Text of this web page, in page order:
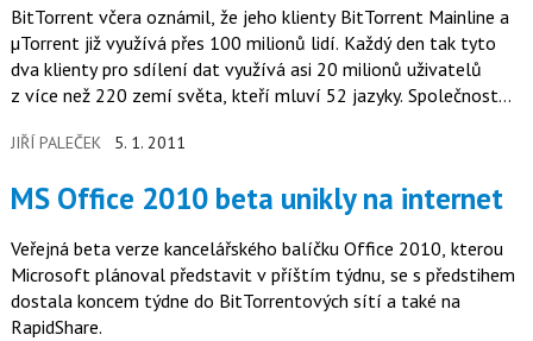
BitTorrent včera oznámil, že jeho klienty BitTorrent Mainline a
µTorrent již využívá přes 100 milionů lidí. Každý den tak tyto
dva klienty pro sdílení dat využívá asi 20 milionů uživatelů
z více než 220 zemí světa, kteří mluví 52 jazyky. Společnost…
JIŘÍ PALEČEK 5. 1. 2011
MS Office 2010 beta unikly na internet
Veřejná beta verze kancelářského balíčku Office 2010, kterou
Microsoft plánoval představit v příštím týdnu, se s předstihem
dostala koncem týdne do BitTorrentových sítí a také na
RapidShare.